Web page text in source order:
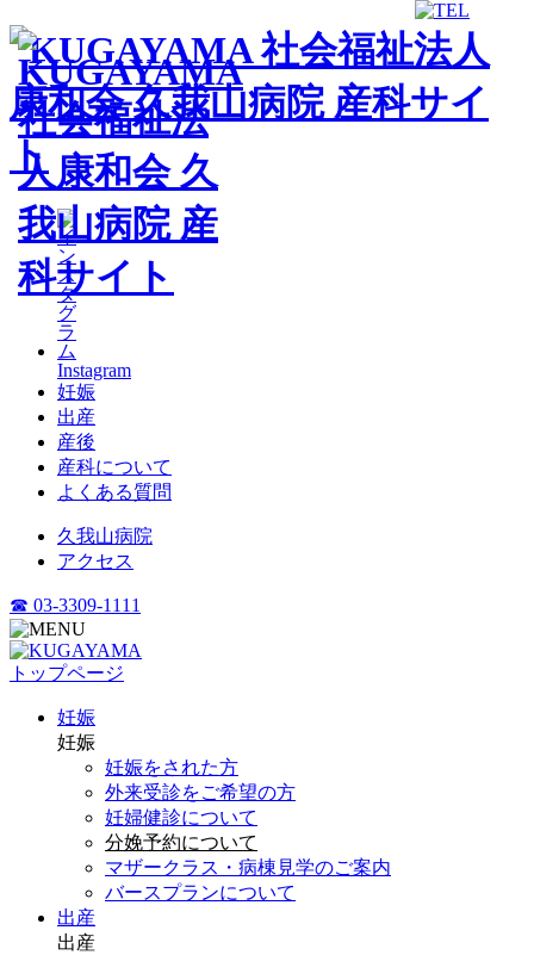
Instagram
妊娠
出産
産後
産科について
よくある質問
久我山病院
アクセス
☎ 03-3309-1111
トップページ
妊娠
妊娠
妊娠をされた方
外来受診をご希望の方
妊婦健診について
分娩予約について
マザークラス・病棟見学のご案内
バースプランについて
出産
出産